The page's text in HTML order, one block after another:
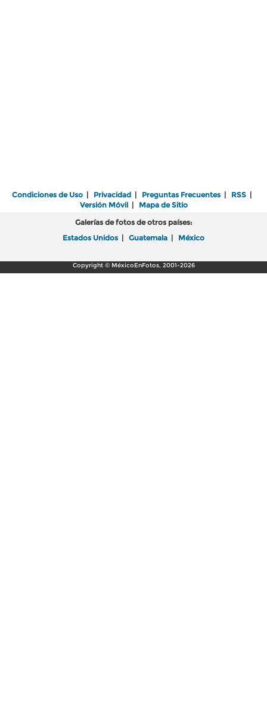
Condiciones de Uso | Privacidad | Preguntas Frecuentes | RSS |
Versión Móvil| Mapa de Sitio
Galerías de fotos de otros países:
Estados Unidos | Guatemala | México
Copyright © MéxicoEnFotos, 2001-2026